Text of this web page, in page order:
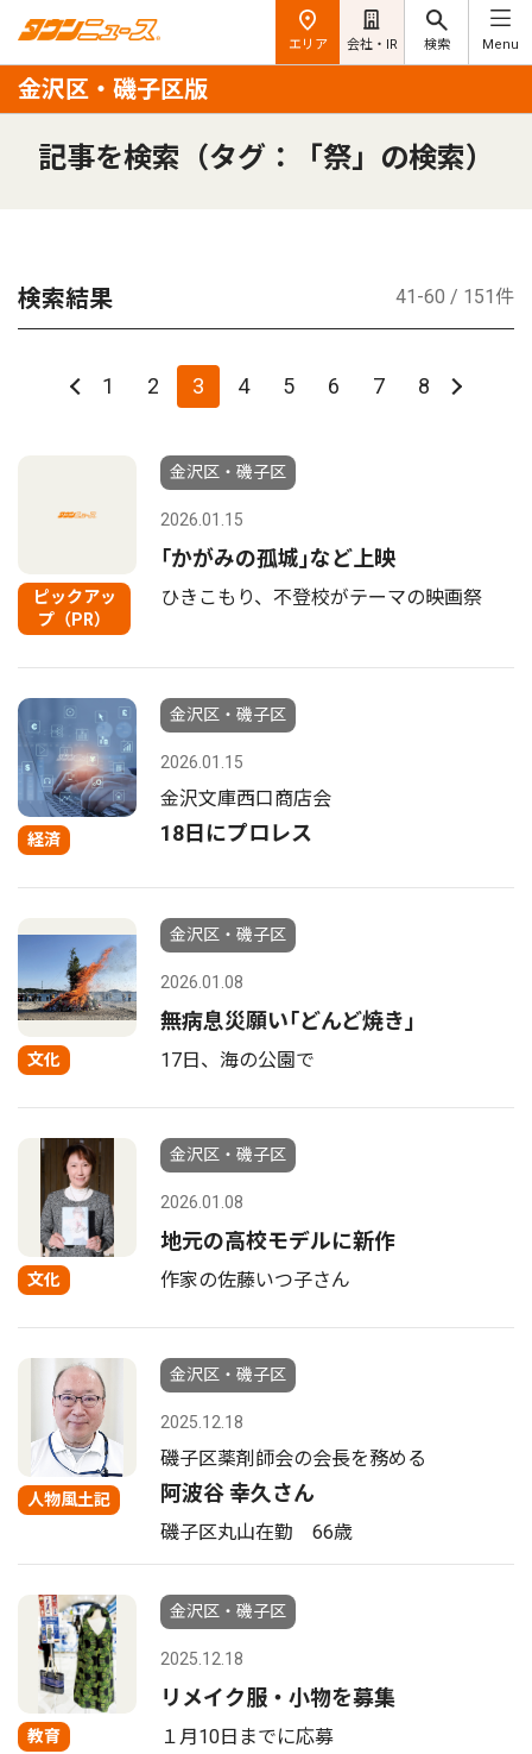
エリア 会社・IR 検索 Menu
金沢区・磯子区版
記事を検索（タグ：「祭」の検索）
検索結果 41-60 / 151件
1 2 3 4 5 6 7 8
ピックアッ
プ（PR）
金沢区・磯子区
2026.01.15
｢かがみの孤城｣など上映
ひきこもり、不登校がテーマの映画祭
経済
金沢区・磯子区
2026.01.15
金沢文庫西口商店会
18日にプロレス
文化
金沢区・磯子区
2026.01.08
無病息災願い｢どんど焼き｣
17日、海の公園で
文化
金沢区・磯子区
2026.01.08
地元の高校モデルに新作
作家の佐藤いつ子さん
人物風土記
金沢区・磯子区
2025.12.18
磯子区薬剤師会の会長を務める
阿波谷 幸久さん
磯子区丸山在勤 66歳
教育
金沢区・磯子区
2025.12.18
リメイク服・小物を募集
１月10日までに応募